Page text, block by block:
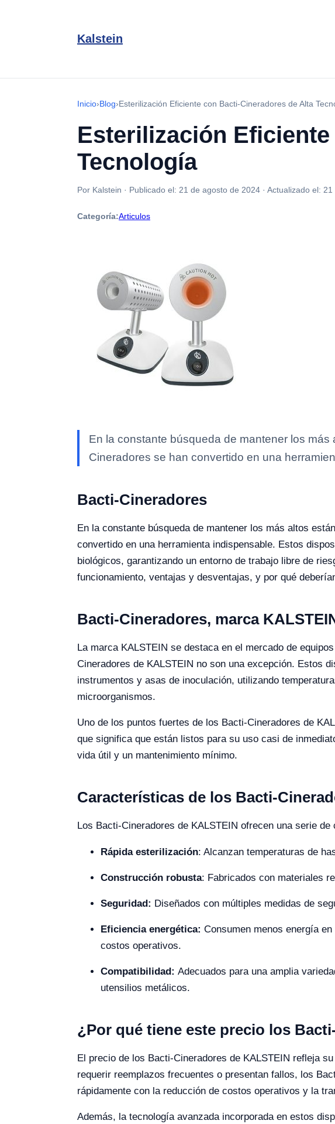
Kalstein
Inicio›Blog›Esterilización Eficiente con Bacti-Cineradores de Alta
Esterilización
Tecnología
Por Kalstein · Publicado el: 21 de agosto de 2024 · Actualizado el: 21
Categoría:Articulos
En la constante búsqueda de mantener los
Cineradores se han convertido en una
Bacti-Cineradores
En la constante búsqueda de mantener los más altos
convertido en una herramienta indispensable. Estos
biológicos, garantizando un entorno de trabajo libre de
funcionamiento, ventajas y desventajas, y por qué
Bacti-Cineradores, marca
La marca KALSTEIN se destaca en el mercado de
Cineradores de KALSTEIN no son una excepción. Estos
instrumentos y asas de inoculación, utilizando
microorganismos.
Uno de los puntos fuertes de los Bacti-Cineradores de
que significa que están listos para su uso casi de
vida útil y un mantenimiento mínimo.
Características de los Bacti-
Los Bacti-Cineradores de KALSTEIN ofrecen una serie
Rápida esterilización: Alcanzan temperaturas de
Construcción robusta: Fabricados con materiales
Seguridad: Diseñados con múltiples medidas de
Eficiencia energética: Consumen menos energía
costos operativos.
Compatibilidad: Adecuados para una amplia
utensilios metálicos.
¿Por qué tiene este precio los
El precio de los Bacti-Cineradores de KALSTEIN refleja
requerir reemplazos frecuentes o presentan fallos, los
rápidamente con la reducción de costos operativos y la
Además, la tecnología avanzada incorporada en estos